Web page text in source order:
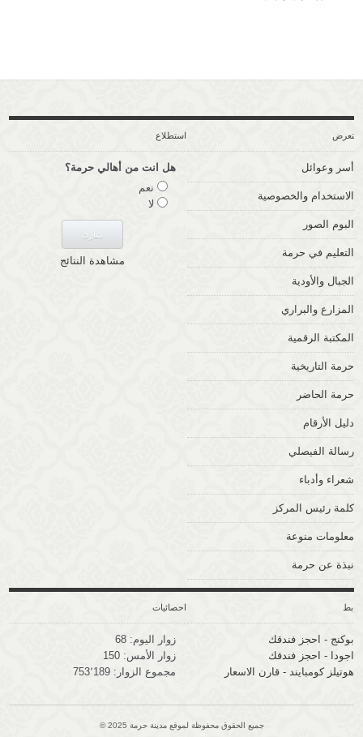
استطلاع
هل انت من أهالي حرمة؟
نعم
لا
مشاهدة النتائج
أسر وعوائل
الاستخدام والخصوصية
البوم الصور
التعليم في حرمة
الجبال والأودية
المزارع والبراري
المكتبة الرقمية
حرمة التاريخية
حرمة الحاضر
دليل الأرقام
رسالة الفيصلي
شعراء وأدباء
كلمة رئيس المركز
معلومات منوعة
نبذة عن حرمة
احصائيات
زوار اليوم: 68
زوار الأمس: 150
مجموع الزوار: 753٬189
بوكنج - احجز فندقك
اجودا - احجز فندقك
هوتيلز كومبايند - قارن الاسعار
جميع الحقوق محفوظة لموقع مدينة حرمة 2025 ©